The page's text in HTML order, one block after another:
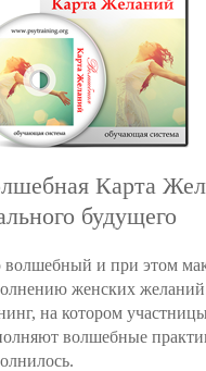
Карта
будущего
волшебный и при этом
женских
на котором
волшебные